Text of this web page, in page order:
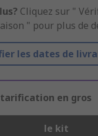
Cliquez sur "
" pour plus de
les dates de
en gros
le kit